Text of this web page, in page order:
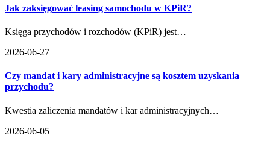
Jak zaksięgować leasing samochodu w KPiR?
Księga przychodów i rozchodów (KPiR) jest…
2026-06-27
Czy mandat i kary administracyjne są kosztem uzyskania
przychodu?
Kwestia zaliczenia mandatów i kar administracyjnych…
2026-06-05